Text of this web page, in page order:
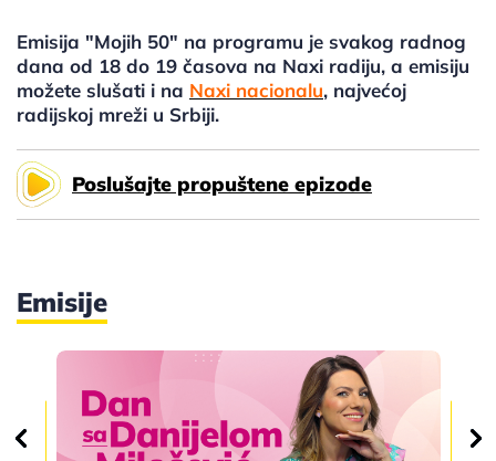
Emisija "Mojih 50" na programu je svakog radnog
dana od 18 do 19 časova na Naxi radiju, a emisiju
možete slušati i na Naxi nacionalu, najvećoj
radijskoj mreži u Srbiji.
Poslušajte propuštene epizode
Emisije